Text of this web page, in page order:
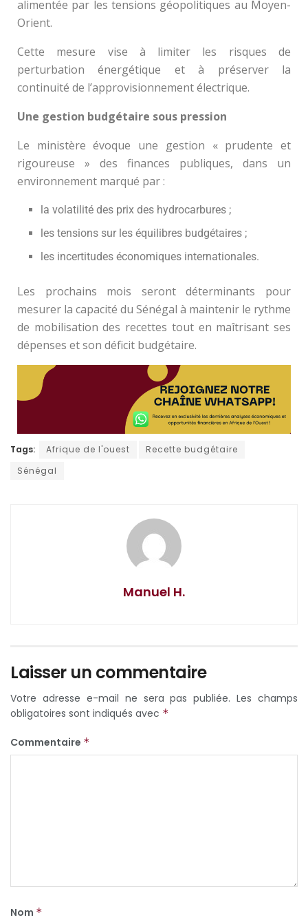
alimentée par les tensions géopolitiques au Moyen-
Orient.
Cette mesure vise à limiter les risques de
perturbation énergétique et à préserver la
continuité de l’approvisionnement électrique.
Une gestion budgétaire sous pression
Le ministère évoque une gestion « prudente et
rigoureuse » des finances publiques, dans un
environnement marqué par :
la volatilité des prix des hydrocarbures ;
les tensions sur les équilibres budgétaires ;
les incertitudes économiques internationales.
Les prochains mois seront déterminants pour
mesurer la capacité du Sénégal à maintenir le rythme
de mobilisation des recettes tout en maîtrisant ses
dépenses et son déficit budgétaire.
Tags: Afrique de l'ouest
Recette budgétaire
Sénégal
Manuel H.
Laisser un commentaire
Votre adresse e-mail ne sera pas publiée. Les champs
obligatoires sont indiqués avec *
Commentaire *
Nom *